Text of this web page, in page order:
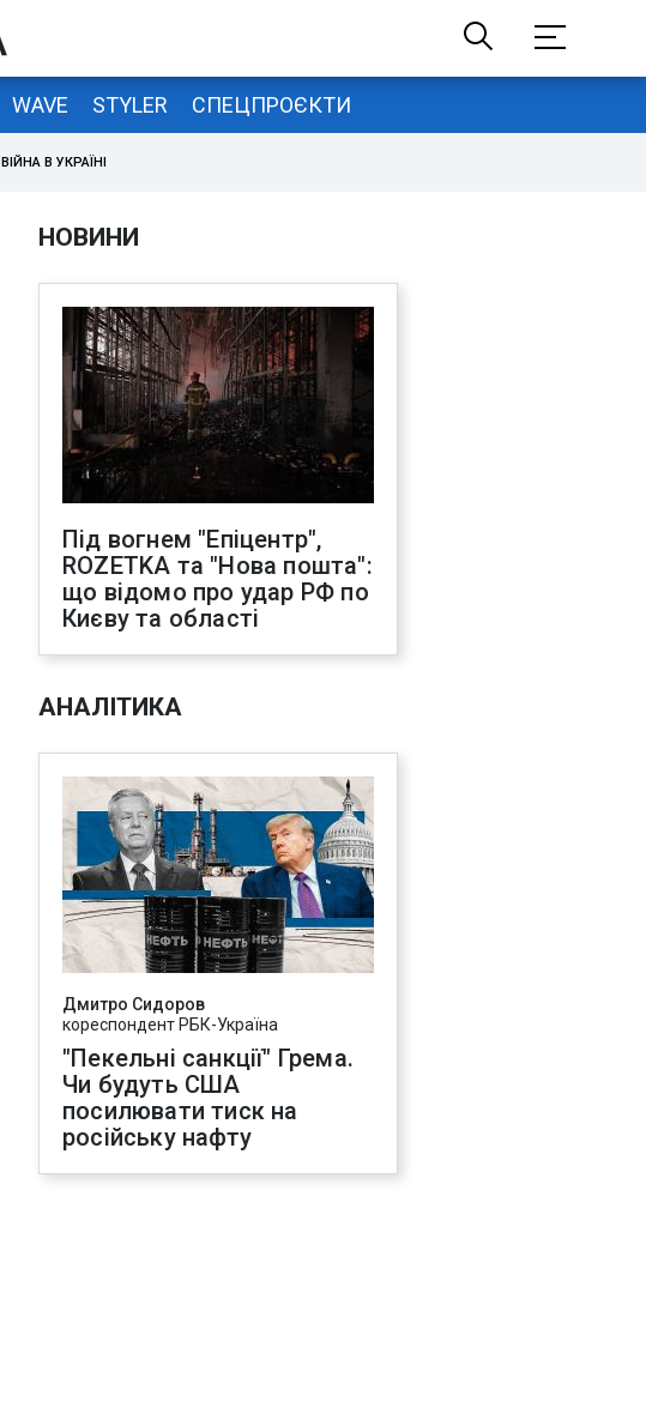
WAVE STYLER СПЕЦПРОЄКТИ
ВІЙНА В УКРАЇНІ
НОВИНИ
Під вогнем "Епіцентр",
ROZETKA та "Нова пошта":
що відомо про удар РФ по
Києву та області
АНАЛІТИКА
Дмитро Сидоров
кореспондент РБК-Україна
"Пекельні санкції" Грема.
Чи будуть США
посилювати тиск на
російську нафту